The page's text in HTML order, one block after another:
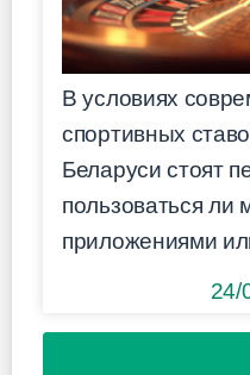
В условиях
спортивных
Беларуси стоят
пользоваться ли
приложениями
24/